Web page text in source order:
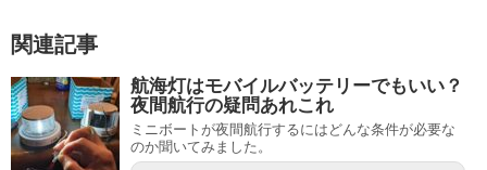
関連記事
航海灯はモバイルバッテリーでもいい？
夜間航行の疑問あれこれ
ミニボートが夜間航行するにはどんな条件が必要な
のか聞いてみました。